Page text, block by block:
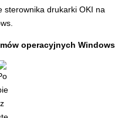
sterownika drukarki OKI na
operacyjnych Windows